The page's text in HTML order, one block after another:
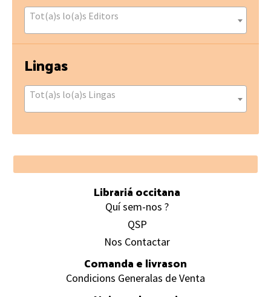
Tot(a)s lo(a)s Editors
Lingas
Tot(a)s lo(a)s Lingas
Footer
Librariá occitana
Quí sem-nos ?
QSP
Nos Contactar
Comanda e livrason
Condicions Generalas de Venta